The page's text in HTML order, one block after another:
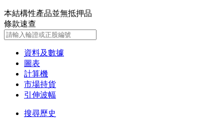
本結構性產品並無抵押品
條款速查
資料及數據
圖表
計算機
市場持貨
引伸波幅
搜尋歷史